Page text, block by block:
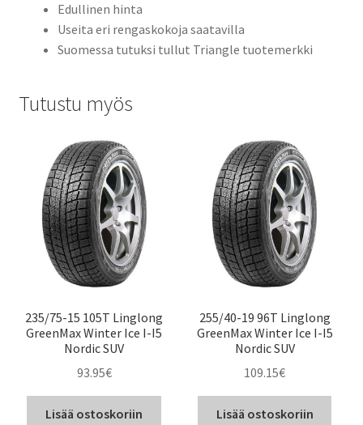
Edullinen hinta
Useita eri rengaskokoja saatavilla
Suomessa tutuksi tullut Triangle tuotemerkki
Tutustu myös
235/75-15 105T Linglong
GreenMax Winter Ice I-I5
Nordic SUV
93.95€
Lisää ostoskoriin
255/40-19 96T Linglong
GreenMax Winter Ice I-I5
Nordic SUV
109.15€
Lisää ostoskoriin